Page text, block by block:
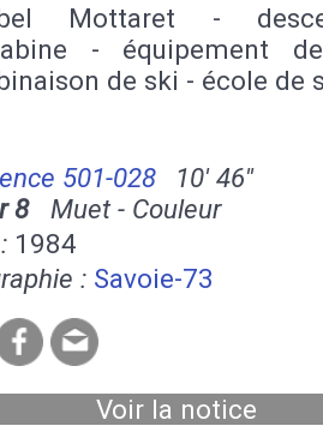
Mottaret -
- équipement
de ski - école de
501-028
10' 46''
8Muet - Couleur
1984
: Savoie-73
Voir la notice